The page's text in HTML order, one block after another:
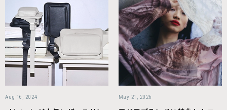
Aug 16, 2024 May 21, 2026